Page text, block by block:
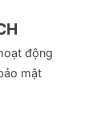
động
mật